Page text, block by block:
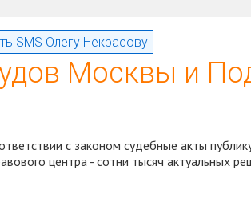
Москвы и
с законом судебные акты
центра - сотни тысяч актуальных